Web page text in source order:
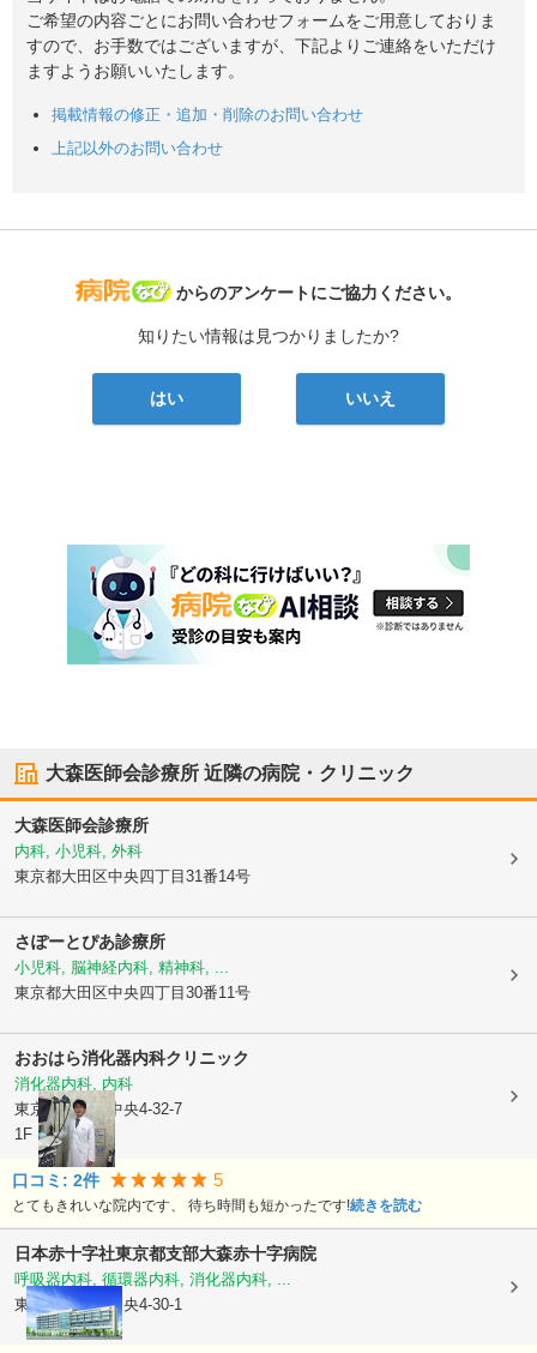
ご希望の内容ごとにお問い合わせフォームをご用意しておりま
すので、お手数ではございますが、下記よりご連絡をいただけ
ますようお願いいたします。
掲載情報の修正・追加・削除のお問い合わせ
上記以外のお問い合わせ
病院なび
からのアンケートにご協力ください。
知りたい情報は見つかりましたか?
はい いいえ
大森医師会診療所 近隣の病院・クリニック
大森医師会診療所
内科, 小児科, 外科
東京都大田区中央四丁目31番14号
さぽーとぴあ診療所
小児科, 脳神経内科, 精神科, ...
東京都大田区中央四丁目30番11号
おおはら消化器内科クリニック
消化器内科, 内科
東京都大田区 中央4-32-7
1F
口コミ: 2件 5
とてもきれいな院内です、 待ち時間も短かったです!続きを読む
日本赤十字社東京都支部大森赤十字病院
呼吸器内科, 循環器内科, 消化器内科, ...
東京都大田区中央4-30-1